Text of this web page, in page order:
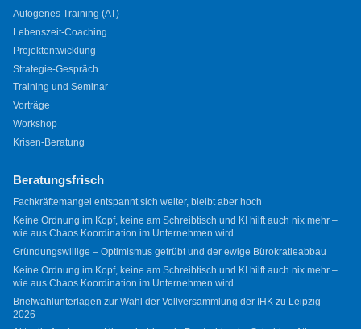
Autogenes Training (AT)
Lebenszeit-Coaching
Projektentwicklung
Strategie-Gespräch
Training und Seminar
Vorträge
Workshop
Krisen-Beratung
Beratungsfrisch
Fachkräftemangel entspannt sich weiter, bleibt aber hoch
Keine Ordnung im Kopf, keine am Schreibtisch und KI hilft auch nix mehr –
wie aus Chaos Koordination im Unternehmen wird
Gründungswillige – Optimismus getrübt und der ewige Bürokratieabbau
Keine Ordnung im Kopf, keine am Schreibtisch und KI hilft auch nix mehr –
wie aus Chaos Koordination im Unternehmen wird
Briefwahlunterlagen zur Wahl der Vollversammlung der IHK zu Leipzig
2026